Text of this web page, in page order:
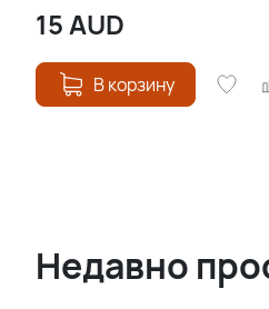
15AUD
В корзину
Недавно